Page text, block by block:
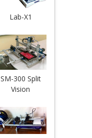
Lab-X1
SM-300 Split
Vision